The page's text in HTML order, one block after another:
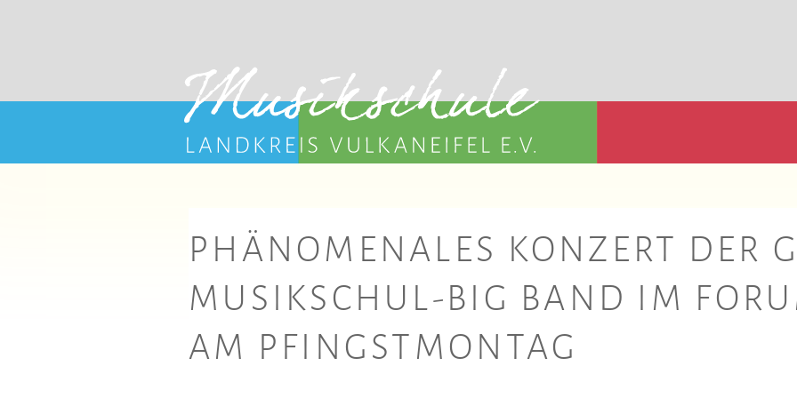
PHÄNOMENALES KONZERT DER
MUSIKSCHUL-BIG BAND IM
AM PFINGSTMONTAG